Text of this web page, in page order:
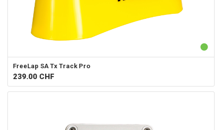
FreeLap SA Tx Track Pro
239.00 CHF